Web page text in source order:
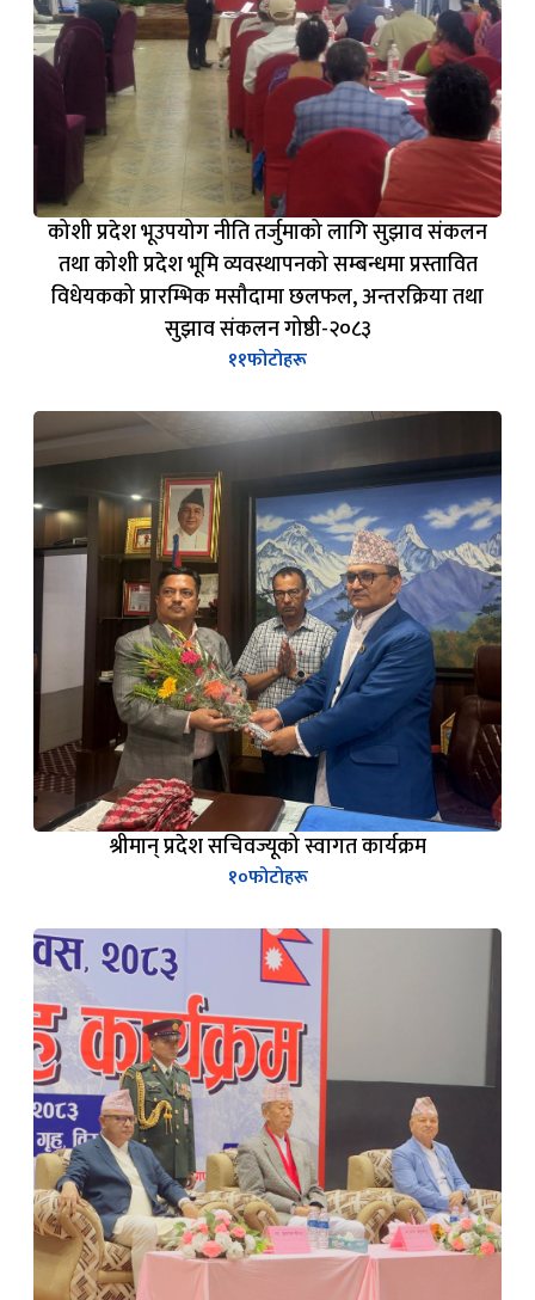
कोशी प्रदेश भूउपयोग नीति तर्जुमाको लागि सुझाव संकलन
तथा कोशी प्रदेश भूमि व्यवस्थापनको सम्बन्धमा प्रस्तावित
विधेयकको प्रारम्भिक मसौदामा छलफल, अन्तरक्रिया तथा
सुझाव संकलन गोष्ठी-२०८३
११फोटोहरू
श्रीमान् प्रदेश सचिवज्यूको स्वागत कार्यक्रम
फोटोहरू